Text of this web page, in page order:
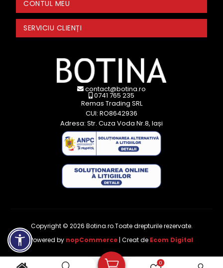
0
CONTUL MEU
SERVICIU CLIENȚI
contact@botina.ro
0741 765 235
Remas Trading SRL
CUI: RO8642936
Adresa: Str. Cuza Voda Nr.8, Iași
Copyright © 2026 Botina.ro.Toate drepturile rezervate.
Powered by nopCommerce | Creat de Ecom Digital